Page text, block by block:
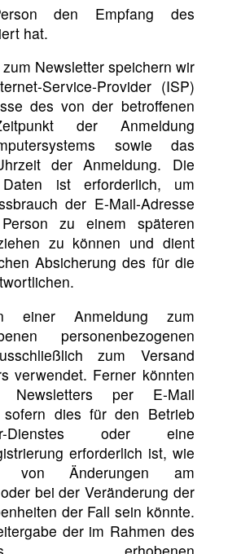
den Empfang des
hat.
Newsletter speichern wir
Service-Provider (ISP)
des von der betroffenen
der Anmeldung
sowie das
der Anmeldung. Die
ist erforderlich, um
der E-Mail-Adresse
zu einem späteren
zu können und dient
Absicherung des für die
einer Anmeldung zum
personenbezogenen
zum Versand
verwendet. Ferner könnten
Newsletters per E-Mail
sofern dies für den Betrieb
Dienstes oder eine
erforderlich ist, wie
Änderungen am
bei der Veränderung der
der Fall sein könnte.
der im Rahmen des